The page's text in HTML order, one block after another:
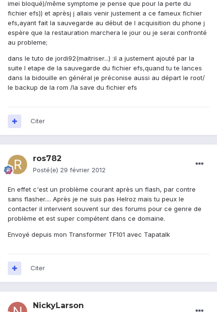
imei bloqué)/même symptome je pense que pour la perte du
fichier efs)) et aprèsj j allais venir justement a ce fameux fichier
efs,ayant fait la sauvegarde au début de l acquisition du phone j
espère que la restauration marchera le jour ou je serai confronté
au probleme;
dans le tuto de jordi92(maitriser...) :il a justement ajouté par la
suite l etape de la sauvegarde du fichier efs,quand tu te lances
dans la bidouille en général je préconise aussi au départ le root/
le backup de la rom /la save du fichier efs
Citer
ros782
Posté(e) 29 février 2012
En effet c'est un problème courant après un flash, par contre
sans flasher.... Après je ne suis pas Helroz mais tu peux le
contacter il intervient souvent sur des forums pour ce genre de
problème et est super compétent dans ce domaine.
Envoyé depuis mon Transformer TF101 avec Tapatalk
Citer
NickyLarson